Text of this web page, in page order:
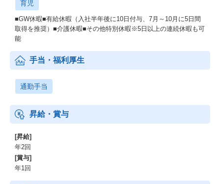
育児
■GW休暇■有給休暇（入社半年後に10日付与、7月～10月に5日間
取得を推奨）■介護休暇■その他特別休暇※5日以上の連続休暇も可
能
手当・福利厚生
通勤手当
昇給・賞与
[昇給]
年2回
[賞与]
年1回